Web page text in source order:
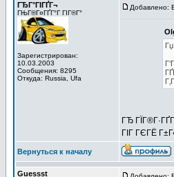
ГЂГ°ГІГҐГ¬
ГЊГ®Г¤ГҐГ°Г ГІГ®Г°
Зарегистрирован:
10.03.2003
Сообщения: 8295
Откуда: Russia, Ufa
Добавлено:
ГЂ
ГІГ ГЄГЁ
Вернуться к началу
Guessst